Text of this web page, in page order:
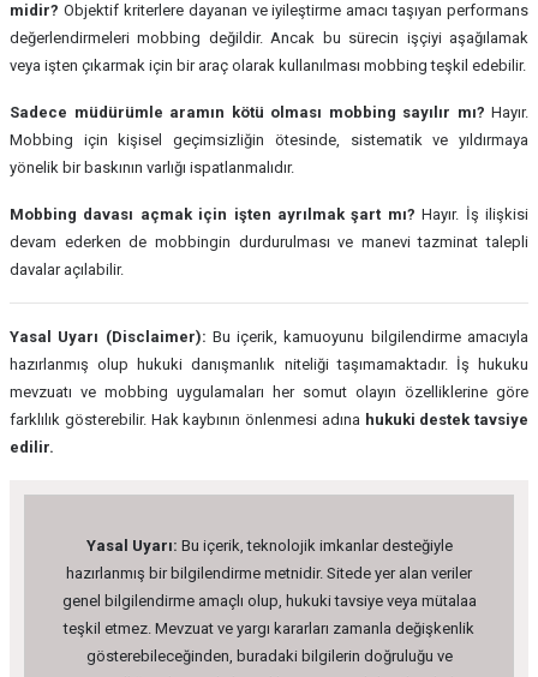
midir? Objektif kriterlere dayanan ve iyileştirme amacı taşıyan performans
değerlendirmeleri mobbing değildir. Ancak bu sürecin işçiyi aşağılamak
veya işten çıkarmak için bir araç olarak kullanılması mobbing teşkil edebilir.
Sadece müdürümle aramın kötü olması mobbing sayılır mı? Hayır.
Mobbing için kişisel geçimsizliğin ötesinde, sistematik ve yıldırmaya
yönelik bir baskının varlığı ispatlanmalıdır.
Mobbing davası açmak için işten ayrılmak şart mı? Hayır. İş ilişkisi
devam ederken de mobbingin durdurulması ve manevi tazminat talepli
davalar açılabilir.
Yasal Uyarı (Disclaimer): Bu içerik, kamuoyunu bilgilendirme amacıyla
hazırlanmış olup hukuki danışmanlık niteliği taşımamaktadır. İş hukuku
mevzuatı ve mobbing uygulamaları her somut olayın özelliklerine göre
farklılık gösterebilir. Hak kaybının önlenmesi adına hukuki destek tavsiye
edilir.
Yasal Uyarı: Bu içerik, teknolojik imkanlar desteğiyle
hazırlanmış bir bilgilendirme metnidir. Sitede yer alan veriler
genel bilgilendirme amaçlı olup, hukuki tavsiye veya mütalaa
teşkil etmez. Mevzuat ve yargı kararları zamanla değişkenlik
gösterebileceğinden, buradaki bilgilerin doğruluğu ve